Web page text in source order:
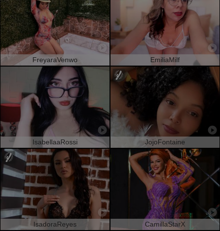
FreyaraVenwo EmiliaMilf
IsabellaaRossi JojoFontaine
IsadoraReyes CamillaStarX